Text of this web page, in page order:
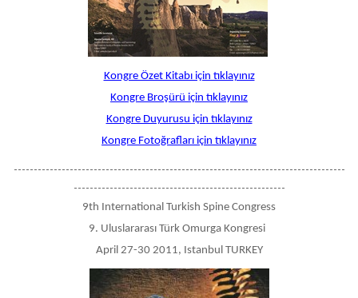
Kongre Özet Kitabı için tıklayınız
Kongre Broşürü için tıklayınız
Kongre Duyurusu için tıklayınız
Kongre Fotoğrafları için tıklayınız
-----------------------------------------------------------------------------------
-----------------------------------------------------
9th International Turkish Spine Congress
9. Uluslararası Türk Omurga Kongresi
April 27-30 2011, Istanbul TURKEY